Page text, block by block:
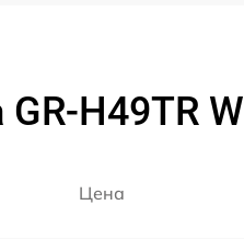
H49TR W
Цена